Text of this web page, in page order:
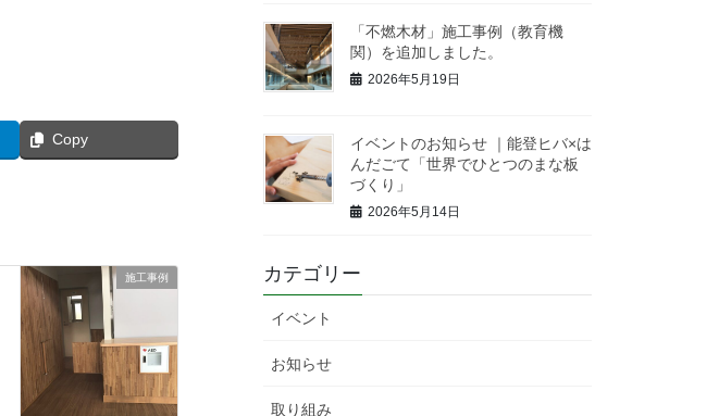
Copy
施工事例
「不燃木材」施工事例（教育機
関）を追加しました。
2026年5月19日
イベントのお知らせ ｜能登ヒバ×は
んだごて「世界でひとつのまな板
づくり」
2026年5月14日
カテゴリー
イベント
お知らせ
取り組み